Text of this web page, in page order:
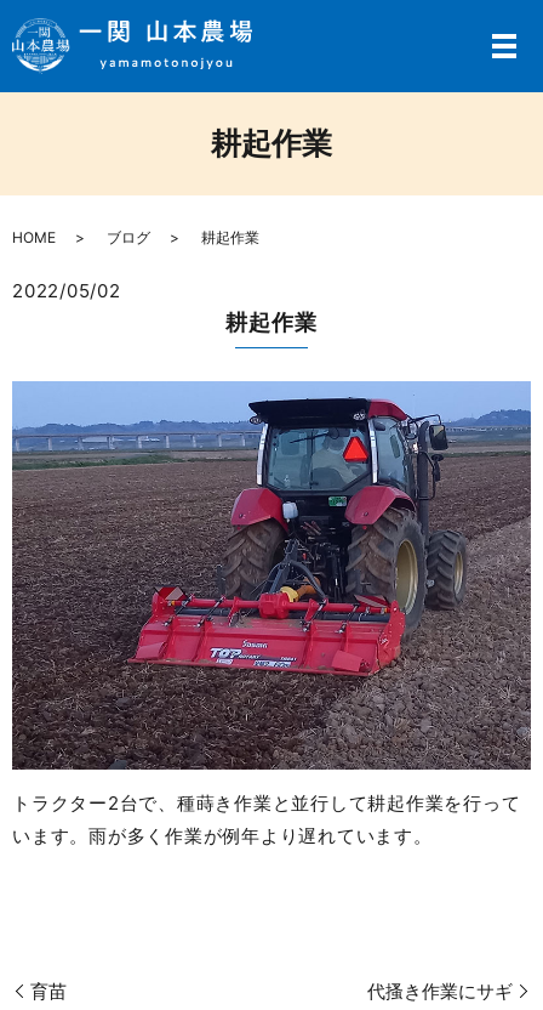
メ
耕起作業
HOME ブログ 耕起作業
2022/05/02
耕起作業
トラクター2台で、種蒔き作業と並行して耕起作業を行って
います。雨が多く作業が例年より遅れています。
育苗 代搔き作業にサギ